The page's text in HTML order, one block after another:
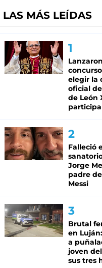
LAS MÁS LEÍDAS
elegir la
oficial
de León
Falleció
Jorge
padre
Messi
Brutal
en
a
joven
sus tres